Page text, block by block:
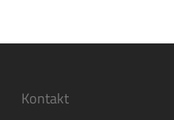
Kontakt